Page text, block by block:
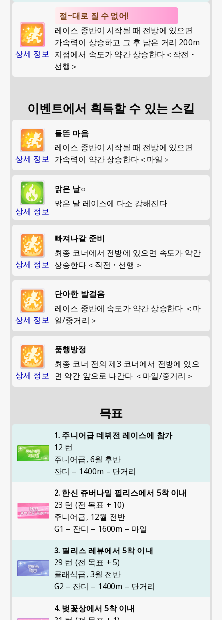
상세 정보
절~대로 질 수 없어!
레이스 종반이 시작될 때 전방에 있으면
가속력이 상승하고 그 후 남은 거리 200m
지점에서 속도가 약간 상승한다＜작전・
선행＞
이벤트에서 획득할 수 있는 스킬
상세 정보
들뜬 마음
레이스 종반이 시작될 때 전방에 있으면
가속력이 약간 상승한다＜마일＞
상세 정보
맑은 날○
맑은 날 레이스에 다소 강해진다
상세 정보
빠져나갈 준비
최종 코너에서 전방에 있으면 속도가 약간
상승한다＜작전・선행＞
상세 정보
단아한 발걸음
레이스 중반에 속도가 약간 상승한다 ＜마
일/중거리＞
상세 정보
품행방정
최종 코너 전의 제3 코너에서 전방에 있으
면 약간 앞으로 나간다 ＜마일/중거리＞
목표
1. 주니어급 데뷔전 레이스에 참가
12 턴
주니어급, 6월 후반
잔디 – 1400m – 단거리
2. 한신 쥬버나일 필리스에서 5착 이내
23 턴 (전 목표 + 10)
주니어급, 12월 전반
G1 – 잔디 – 1600m – 마일
3. 필리스 레뷰에서 5착 이내
29 턴 (전 목표 + 5)
클래식급, 3월 전반
G2 – 잔디 – 1400m – 단거리
4. 벚꽃상에서 5착 이내